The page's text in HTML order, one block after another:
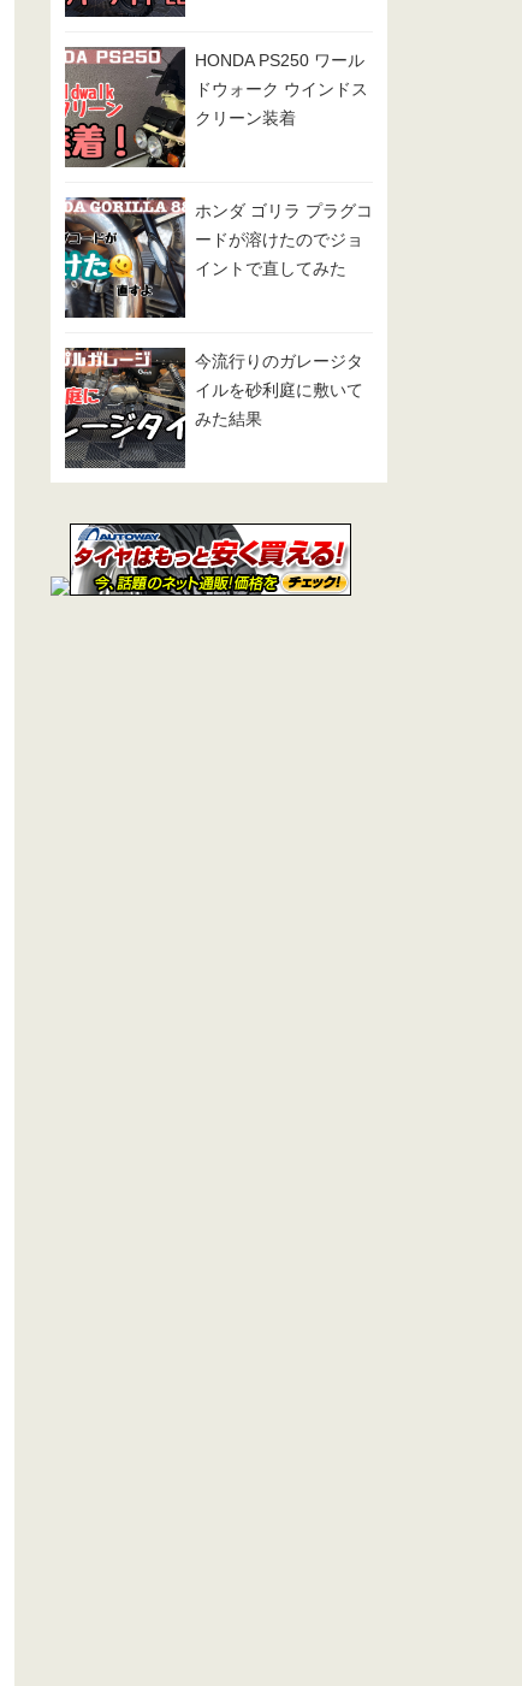
HONDA PS250 ワール
ドウォーク ウインドス
クリーン装着
ホンダ ゴリラ プラグコ
ードが溶けたのでジョ
イントで直してみた
今流行りのガレージタ
イルを砂利庭に敷いて
みた結果